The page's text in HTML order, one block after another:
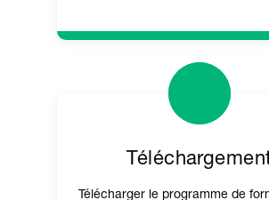
Télécharger le programme de